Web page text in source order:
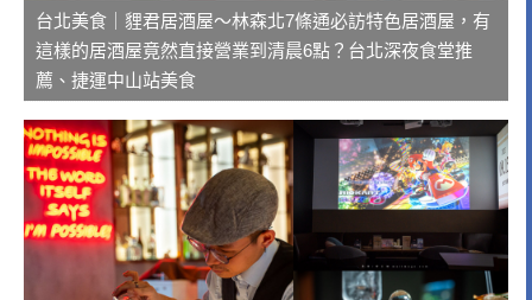
台北美食｜貍君居酒屋～林森北7條通必訪特色居酒屋，有
這樣的居酒屋竟然直接營業到清晨6點？台北深夜食堂推
薦、捷運中山站美食